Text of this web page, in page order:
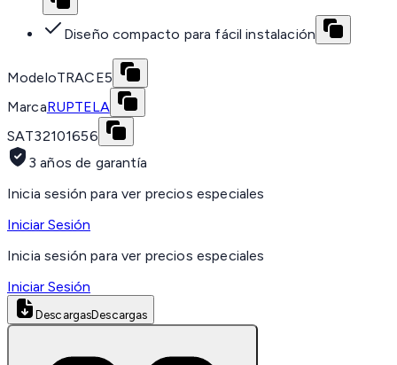
Diseño compacto para fácil instalación
ModeloTRACE5
MarcaRUPTELA
SAT32101656
3 años de garantía
Inicia sesión para ver precios especiales
Iniciar Sesión
Inicia sesión para ver precios especiales
Iniciar Sesión
DescargasDescargas